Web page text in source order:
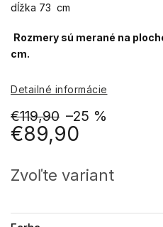
€119,90 –25 %
€89,90
cena:
Zvoľte variant
dĺžka 73 cm
Rozmery sú merané na
cm.
Detailné informácie